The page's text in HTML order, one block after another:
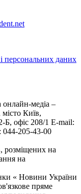
персональних даних
онлайн-медіа –
Київ,
офіс 208/1 E-mail:
044-205-43-00
розміщених на
на
« Новини України
пряме